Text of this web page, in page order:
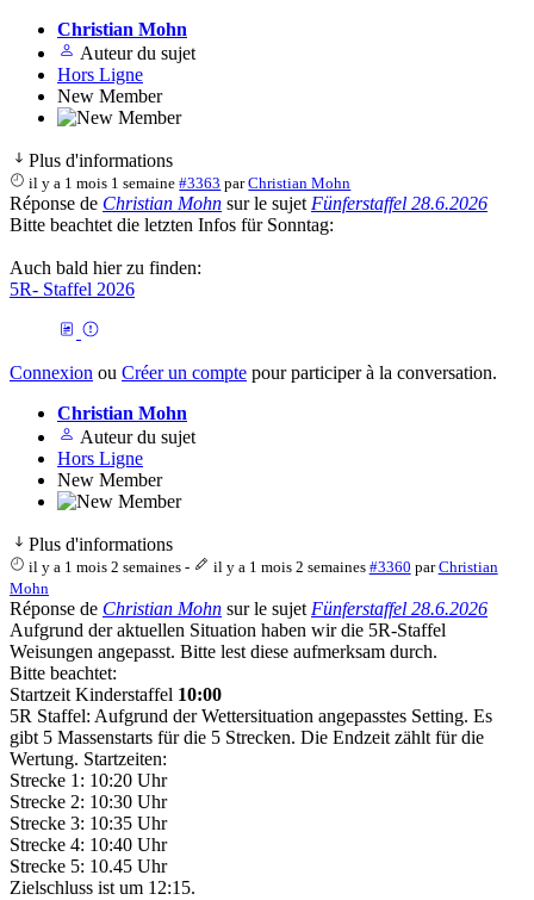
Christian Mohn
Auteur du sujet
Hors Ligne
New Member
Plus d'informations
il y a 1 mois 1 semaine #3363 parChristian Mohn
Réponse de Christian Mohn sur le sujet Fünferstaffel 28.6.2026
Bitte beachtet die letzten Infos für Sonntag:
Auch bald hier zu finden:
5R- Staffel 2026
Connexion ou Créer un compte pour participer à la conversation.
Christian Mohn
Auteur du sujet
Hors Ligne
New Member
Plus d'informations
il y a 1 mois 2 semaines - il y a 1 mois 2 semaines #3360 parChristian
Mohn
Réponse de Christian Mohn sur le sujet Fünferstaffel 28.6.2026
Aufgrund der aktuellen Situation haben wir die 5R-Staffel
Weisungen angepasst. Bitte lest diese aufmerksam durch.
Bitte beachtet:
Startzeit Kinderstaffel 10:00
5R Staffel: Aufgrund der Wettersituation angepasstes Setting. Es
gibt 5 Massenstarts für die 5 Strecken. Die Endzeit zählt für die
Wertung. Startzeiten:
Strecke 1: 10:20 Uhr
Strecke 2: 10:30 Uhr
Strecke 3: 10:35 Uhr
Strecke 4: 10:40 Uhr
Strecke 5: 10.45 Uhr
Zielschluss ist um 12:15.